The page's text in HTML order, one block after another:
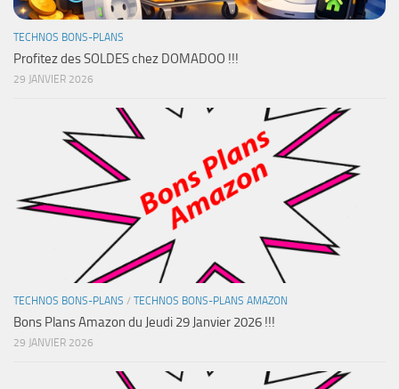
TECHNOS BONS-PLANS
Profitez des SOLDES chez DOMADOO !!!
29 JANVIER 2026
TECHNOS BONS-PLANS / TECHNOS BONS-PLANS AMAZON
Bons Plans Amazon du Jeudi 29 Janvier 2026 !!!
29 JANVIER 2026